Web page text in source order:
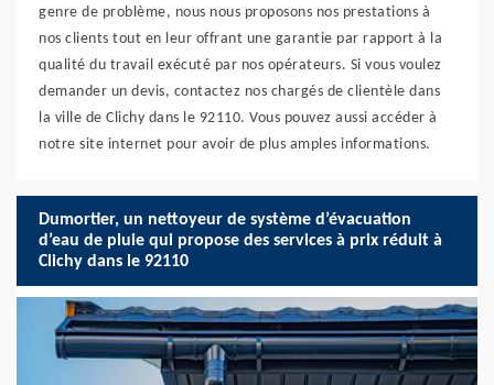
genre de problème, nous nous proposons nos prestations à
nos clients tout en leur offrant une garantie par rapport à la
qualité du travail exécuté par nos opérateurs. Si vous voulez
demander un devis, contactez nos chargés de clientèle dans
la ville de Clichy dans le 92110. Vous pouvez aussi accéder à
notre site internet pour avoir de plus amples informations.
Dumortier, un nettoyeur de système d’évacuation
d’eau de pluie qui propose des services à prix réduit à
Clichy dans le 92110